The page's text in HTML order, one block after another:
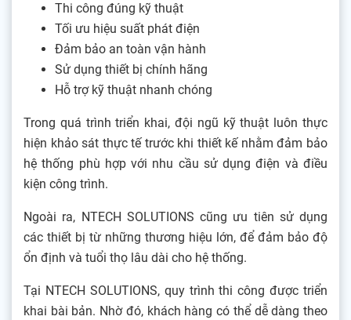
Thi công đúng kỹ thuật
Tối ưu hiệu suất phát điện
Đảm bảo an toàn vận hành
Sử dụng thiết bị chính hãng
Hỗ trợ kỹ thuật nhanh chóng
Trong quá trình triển khai, đội ngũ kỹ thuật luôn thực
hiện khảo sát thực tế trước khi thiết kế nhằm đảm bảo
hệ thống phù hợp với nhu cầu sử dụng điện và điều
kiện công trình.
Ngoài ra, NTECH SOLUTIONS cũng ưu tiên sử dụng
các thiết bị từ những thương hiệu lớn, để đảm bảo độ
ổn định và tuổi thọ lâu dài cho hệ thống.
Tại NTECH SOLUTIONS, quy trình thi công được triển
khai bài bản. Nhờ đó, khách hàng có thể dễ dàng theo